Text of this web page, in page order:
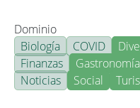
Dominio
Biología
COVID
Finanzas
Gastronomía
Noticias
Social